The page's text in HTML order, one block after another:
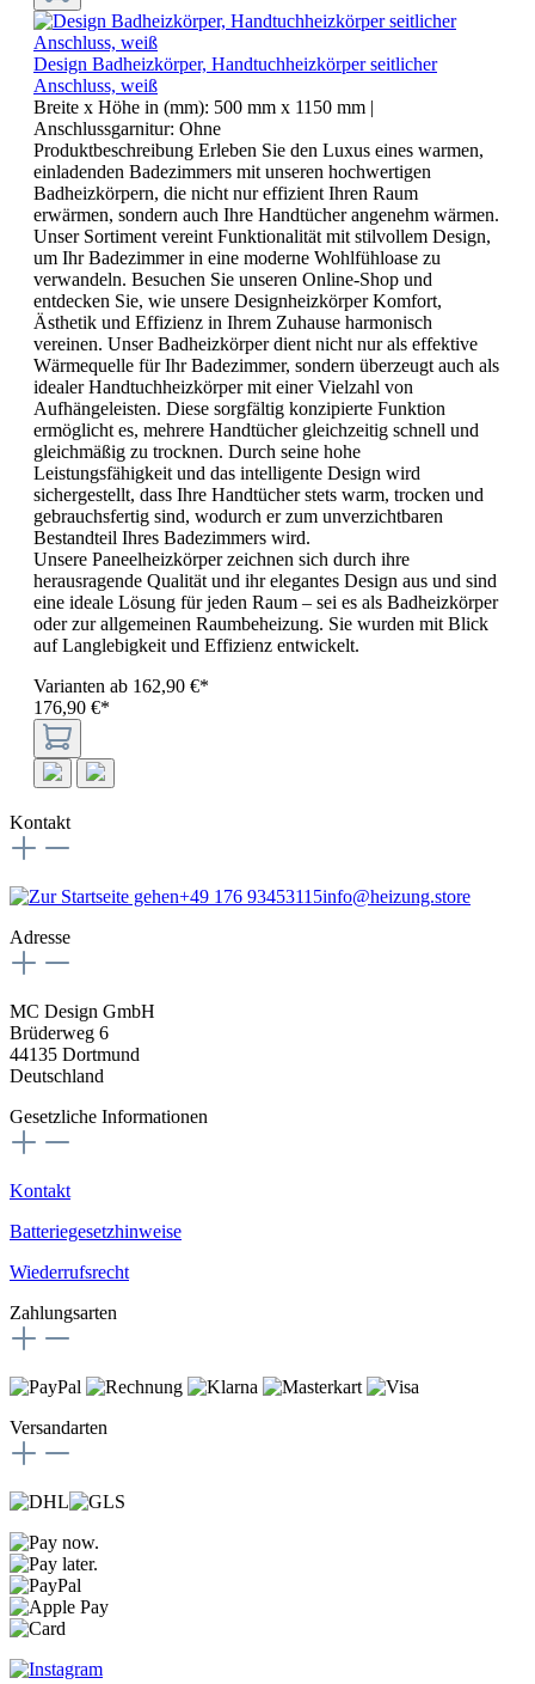
Design Badheizkörper, Handtuchheizkörper seitlicher
Anschluss, weiß
Breite x Höhe in (mm): 500 mm x 1150 mm |
Anschlussgarnitur: Ohne
Produktbeschreibung Erleben Sie den Luxus eines warmen,
einladenden Badezimmers mit unseren hochwertigen
Badheizkörpern, die nicht nur effizient Ihren Raum
erwärmen, sondern auch Ihre Handtücher angenehm wärmen.
Unser Sortiment vereint Funktionalität mit stilvollem Design,
um Ihr Badezimmer in eine moderne Wohlfühloase zu
verwandeln. Besuchen Sie unseren Online-Shop und
entdecken Sie, wie unsere Designheizkörper Komfort,
Ästhetik und Effizienz in Ihrem Zuhause harmonisch
vereinen. Unser Badheizkörper dient nicht nur als effektive
Wärmequelle für Ihr Badezimmer, sondern überzeugt auch als
idealer Handtuchheizkörper mit einer Vielzahl von
Aufhängeleisten. Diese sorgfältig konzipierte Funktion
ermöglicht es, mehrere Handtücher gleichzeitig schnell und
gleichmäßig zu trocknen. Durch seine hohe
Leistungsfähigkeit und das intelligente Design wird
sichergestellt, dass Ihre Handtücher stets warm, trocken und
gebrauchsfertig sind, wodurch er zum unverzichtbaren
Bestandteil Ihres Badezimmers wird.
Unsere Paneelheizkörper zeichnen sich durch ihre
herausragende Qualität und ihr elegantes Design aus und sind
eine ideale Lösung für jeden Raum – sei es als Badheizkörper
oder zur allgemeinen Raumbeheizung. Sie wurden mit Blick
auf Langlebigkeit und Effizienz entwickelt.
Varianten ab 162,90 €*
176,90 €*
Kontakt
+49 176 93453115info@heizung.store
Adresse
MC Design GmbH
Brüderweg 6
44135 Dortmund
Deutschland
Gesetzliche Informationen
Kontakt
Batteriegesetzhinweise
Wiederrufsrecht
Zahlungsarten
Versandarten